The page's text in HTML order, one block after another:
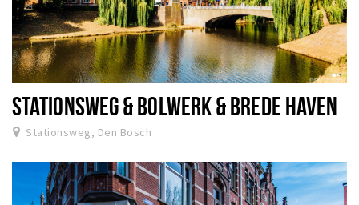
STATIONSWEG & BOLWERK & BREDE HAVEN
Stationsweg, Den Bosch